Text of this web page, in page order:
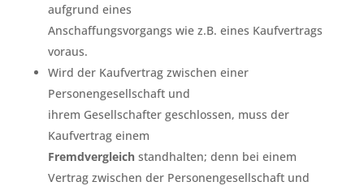
aufgrund eines
Anschaffungsvorgangs wie z.B. eines Kaufvertrags
voraus.
Wird der Kaufvertrag zwischen einer
Personengesellschaft und
ihrem Gesellschafter geschlossen, muss der
Kaufvertrag einem
Fremdvergleichstandhalten; denn bei einem
Vertrag zwischen der Personengesellschaft und